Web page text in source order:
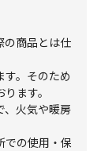
の商品とは仕
。そのため
ます。
、火気や暖房
での使用・保